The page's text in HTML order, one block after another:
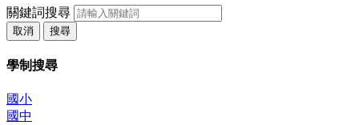
關鍵詞搜尋
取消 搜尋
學制搜尋
國小
國中